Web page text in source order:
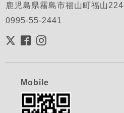
鹿児島県霧島市福山町福山
0995-55-2441
Mobile